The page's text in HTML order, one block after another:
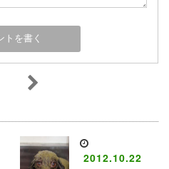
2012.10.22